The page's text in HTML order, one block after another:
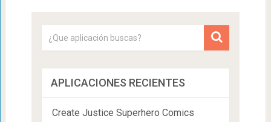
APLICACIONES RECIENTES
Create Justice Superhero Comics